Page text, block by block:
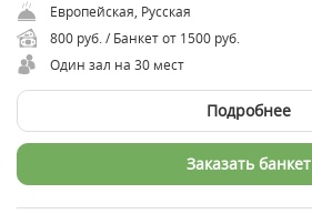
Европейская, Русская
800 руб. / Банкет от 1500 руб.
Один зал на 30 мест
Подробнее
Заказать банкет